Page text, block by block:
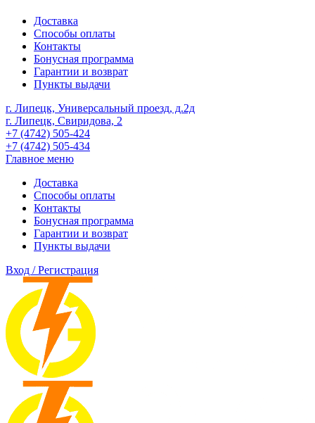
Доставка
Способы оплаты
Контакты
Бонусная программа
Гарантии и возврат
Пункты выдачи
г. Липецк, Универсальный проезд, д.2д
г. Липецк, Свиридова, 2
+7 (4742) 505-424
+7 (4742) 505-434
Главное меню
Доставка
Способы оплаты
Контакты
Бонусная программа
Гарантии и возврат
Пункты выдачи
Вход / Регистрация